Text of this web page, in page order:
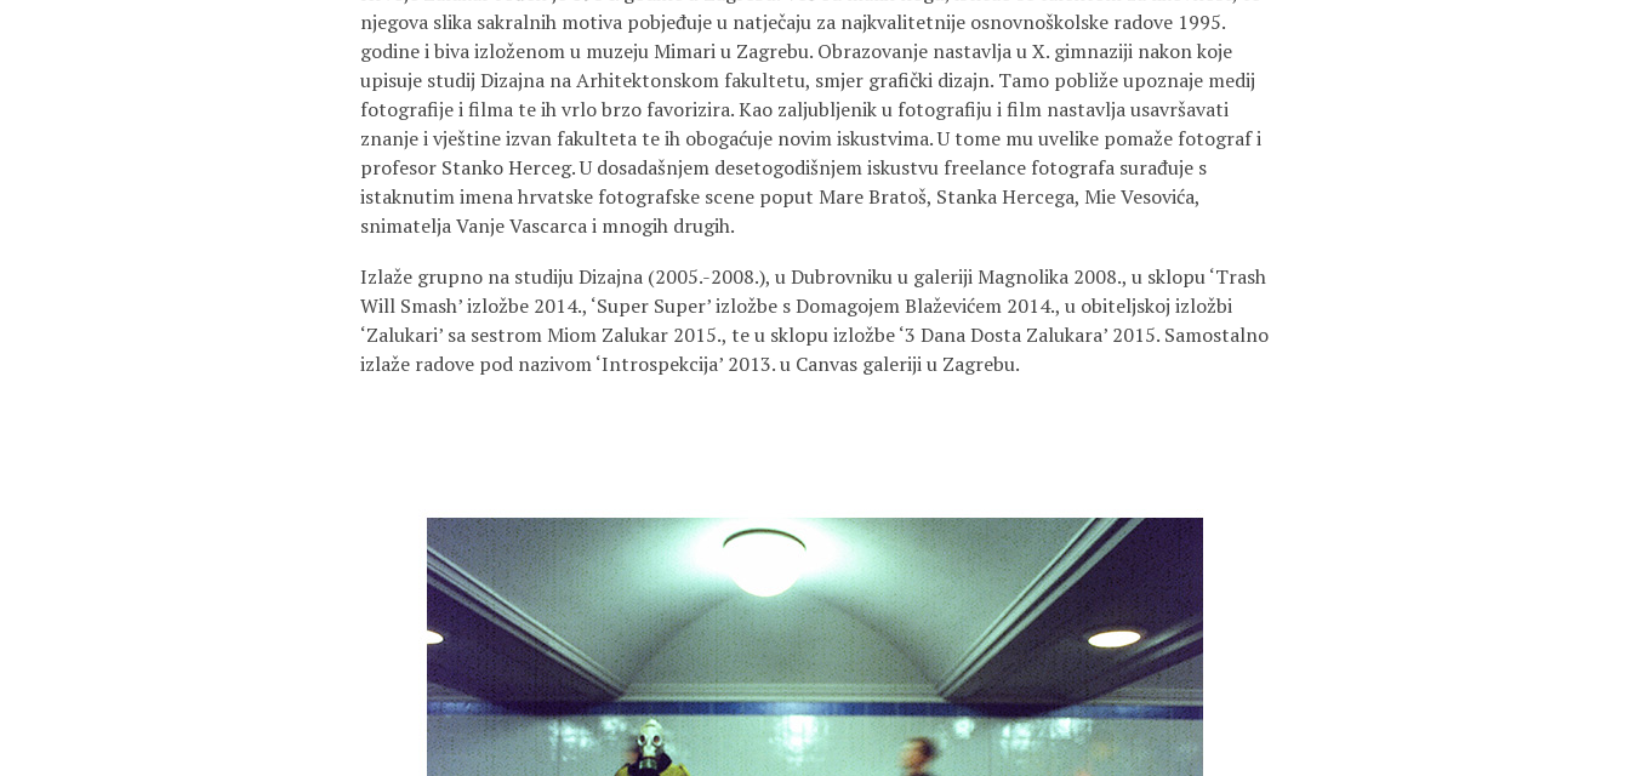
njegova slika sakralnih motiva pobjeđuje u natječaju za najkvalitetnije osnovnoškolske radove 1995.
godine i biva izloženom u muzeju Mimari u Zagrebu. Obrazovanje nastavlja u X. gimnaziji nakon koje
upisuje studij Dizajna na Arhitektonskom fakultetu, smjer grafički dizajn. Tamo pobliže upoznaje medij
fotografije i filma te ih vrlo brzo favorizira. Kao zaljubljenik u fotografiju i film nastavlja usavršavati
znanje i vještine izvan fakulteta te ih obogaćuje novim iskustvima. U tome mu uvelike pomaže fotograf i
profesor Stanko Herceg. U dosadašnjem desetogodišnjem iskustvu freelance fotografa surađuje s
istaknutim imena hrvatske fotografske scene poput Mare Bratoš, Stanka Hercega, Mie Vesovića,
snimatelja Vanje Vascarca i mnogih drugih.
Izlaže grupno na studiju Dizajna (2005.-2008.), u Dubrovniku u galeriji Magnolika 2008., u sklopu ‘Trash
Will Smash’ izložbe 2014., ‘Super Super’ izložbe s Domagojem Blaževićem 2014., u obiteljskoj izložbi
‘Zalukari’ sa sestrom Miom Zalukar 2015., te u sklopu izložbe ‘3 Dana Dosta Zalukara’ 2015. Samostalno
izlaže radove pod nazivom ‘Introspekcija’ 2013. u Canvas galeriji u Zagrebu.